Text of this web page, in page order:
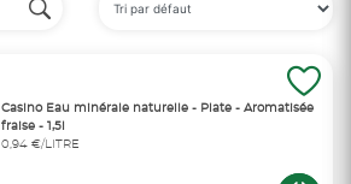
Casino Eau minérale naturelle - Plate - Aromatisée
fraise - 1,5l
0,94 €/LITRE